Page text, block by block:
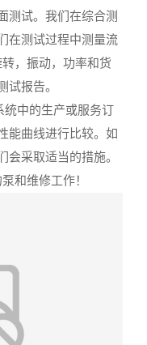
测试。 我们在综合测
在测试过程中测量流
，振动，功率和货
试报告。
中的生产或服务订
能曲线进行比较。如
会采取适当的措施。
和维修工作！